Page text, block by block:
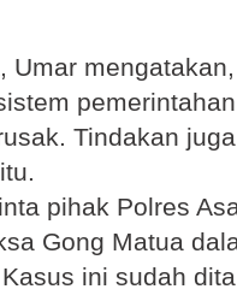
Umar
Tindakan
pihak Polres
Gong Matua
ini sudah